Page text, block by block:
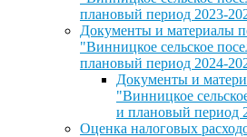
плановый период 2023-
Документы и материалы
"Винницкое сельское
плановый период 2024-
Документы и
"Винницкое
и плановый период
Оценка налоговых